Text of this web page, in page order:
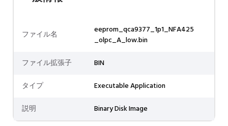
ファイル名
eeprom_qca9377_1p1_NFA425
_olpc_A_low.bin
ファイル拡張子
BIN
タイプ
Executable Application
説明
Binary Disk Image